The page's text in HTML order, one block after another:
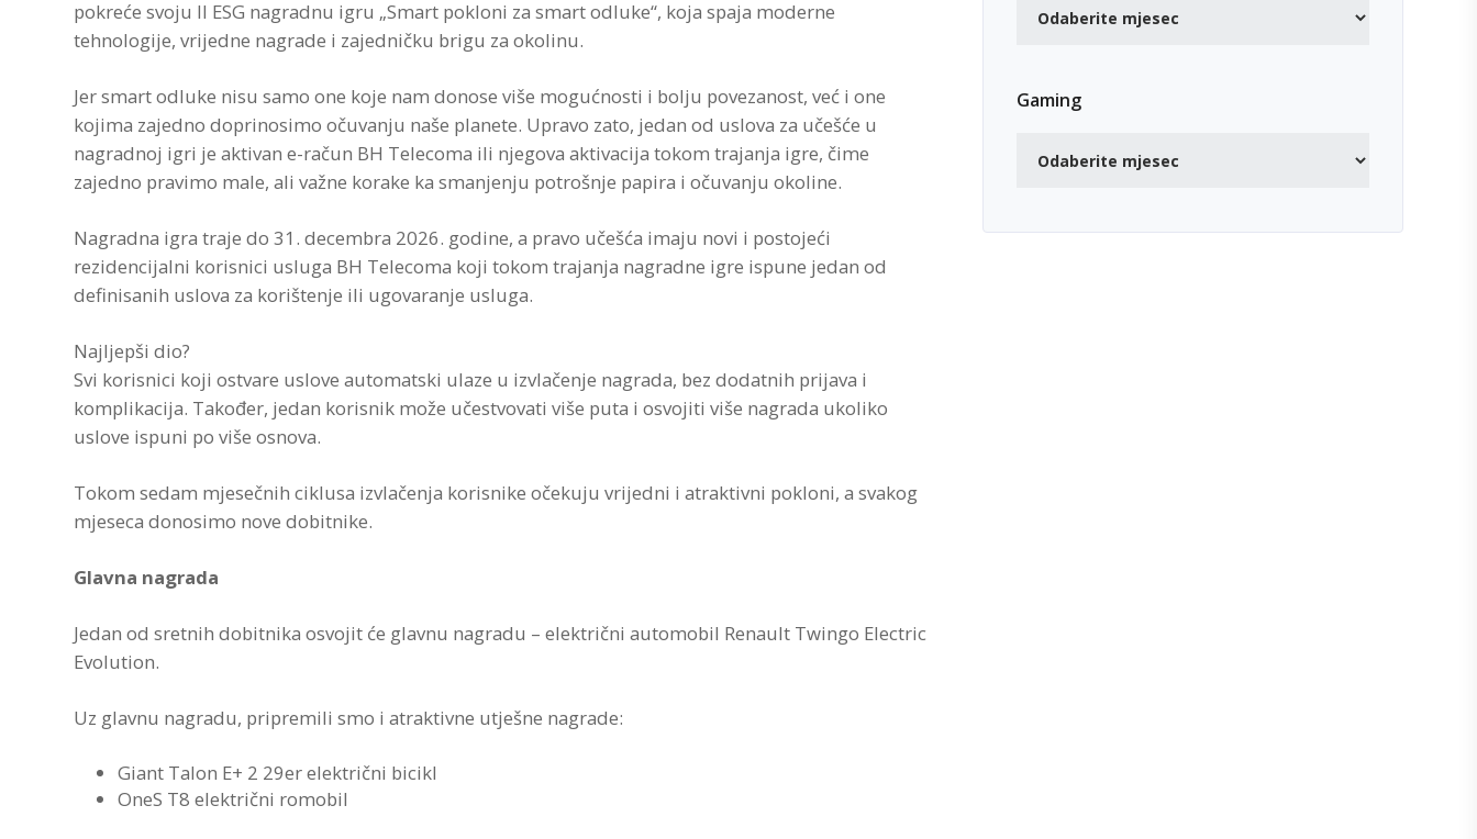
pokreće svoju II ESG nagradnu igru „Smart pokloni za smart odluke“, koja spaja moderne
tehnologije, vrijedne nagrade i zajedničku brigu za okolinu.
Jer smart odluke nisu samo one koje nam donose više mogućnosti i bolju povezanost, već i one
kojima zajedno doprinosimo očuvanju naše planete. Upravo zato, jedan od uslova za učešće u
nagradnoj igri je aktivan e-račun BH Telecoma ili njegova aktivacija tokom trajanja igre, čime
zajedno pravimo male, ali važne korake ka smanjenju potrošnje papira i očuvanju okoline.
Nagradna igra traje do 31. decembra 2026. godine, a pravo učešća imaju novi i postojeći
rezidencijalni korisnici usluga BH Telecoma koji tokom trajanja nagradne igre ispune jedan od
definisanih uslova za korištenje ili ugovaranje usluga.
Najljepši dio?
Svi korisnici koji ostvare uslove automatski ulaze u izvlačenje nagrada, bez dodatnih prijava i
komplikacija. Također, jedan korisnik može učestvovati više puta i osvojiti više nagrada ukoliko
uslove ispuni po više osnova.
Tokom sedam mjesečnih ciklusa izvlačenja korisnike očekuju vrijedni i atraktivni pokloni, a svakog
mjeseca donosimo nove dobitnike.
Glavna nagrada
Jedan od sretnih dobitnika osvojit će glavnu nagradu – električni automobil Renault Twingo Electric
Evolution.
Uz glavnu nagradu, pripremili smo i atraktivne utješne nagrade:
Giant Talon E+ 2 29er električni bicikl
OneS T8 električni romobil
Gaming